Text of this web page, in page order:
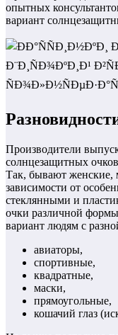
опытных
вариант
Производители
солнцезащитных
Так, бывают женские,
зависимости от
стеклянными и
очки различной
вариант людям с
авиаторы,
спортивные,
квадратные,
маски,
прямоугольные,
кошачий глаз